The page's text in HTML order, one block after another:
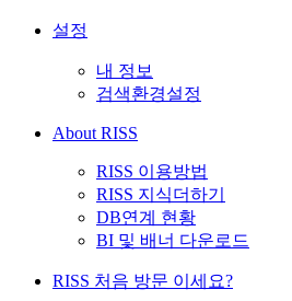
설정
내 정보
검색환경설정
About RISS
RISS 이용방법
RISS 지식더하기
DB연계 현황
BI 및 배너 다운로드
RISS 처음 방문 이세요?